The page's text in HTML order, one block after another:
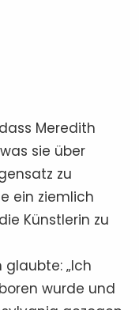
Meredith
sie über
zu
ein ziemlich
Künstlerin zu
glaubte: „Ich
wurde und